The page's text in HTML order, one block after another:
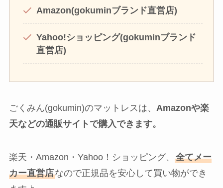
Amazon(gokuminブランド直営店)
Yahoo!ショッピング(gokuminブランド
直営店)
ごくみん(gokumin)のマットレスは、 Amazonや楽
天などの通販サイトで購入できます。
楽天・Amazon・Yahoo！ショッピング、 全てメー
カー直営店なので正規品を安心して買い物ができ